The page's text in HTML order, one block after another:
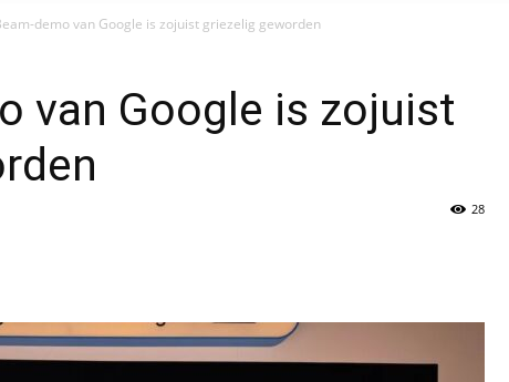
demo van Google is zojuist griezelig geworden
van Google is zojuist
28